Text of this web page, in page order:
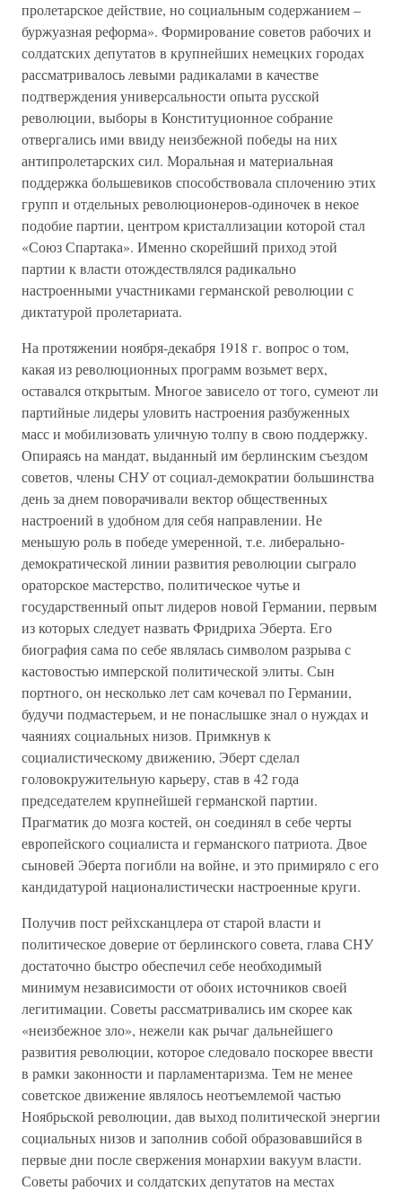
пролетарское действие, но социальным содержанием –
буржуазная реформа». Формирование советов рабочих и
солдатских депутатов в крупнейших немецких городах
рассматривалось левыми радикалами в качестве
подтверждения универсальности опыта русской
революции, выборы в Конституционное собрание
отвергались ими ввиду неизбежной победы на них
антипролетарских сил. Моральная и материальная
поддержка большевиков способствовала сплочению этих
групп и отдельных революционеров-одиночек в некое
подобие партии, центром кристаллизации которой стал
«Союз Спартака». Именно скорейший приход этой
партии к власти отождествлялся радикально
настроенными участниками германской революции с
диктатурой пролетариата.
На протяжении ноября-декабря 1918 г. вопрос о том,
какая из революционных программ возьмет верх,
оставался открытым. Многое зависело от того, сумеют ли
партийные лидеры уловить настроения разбуженных
масс и мобилизовать уличную толпу в свою поддержку.
Опираясь на мандат, выданный им берлинским съездом
советов, члены СНУ от социал-демократии большинства
день за днем поворачивали вектор общественных
настроений в удобном для себя направлении. Не
меньшую роль в победе умеренной, т.е. либерально-
демократической линии развития революции сыграло
ораторское мастерство, политическое чутье и
государственный опыт лидеров новой Германии, первым
из которых следует назвать Фридриха Эберта. Его
биография сама по себе являлась символом разрыва с
кастовостью имперской политической элиты. Сын
портного, он несколько лет сам кочевал по Германии,
будучи подмастерьем, и не понаслышке знал о нуждах и
чаяниях социальных низов. Примкнув к
социалистическому движению, Эберт сделал
головокружительную карьеру, став в 42 года
председателем крупнейшей германской партии.
Прагматик до мозга костей, он соединял в себе черты
европейского социалиста и германского патриота. Двое
сыновей Эберта погибли на войне, и это примиряло с его
кандидатурой националистически настроенные круги.
Получив пост рейхсканцлера от старой власти и
политическое доверие от берлинского совета, глава СНУ
достаточно быстро обеспечил себе необходимый
минимум независимости от обоих источников своей
легитимации. Советы рассматривались им скорее как
«неизбежное зло», нежели как рычаг дальнейшего
развития революции, которое следовало поскорее ввести
в рамки законности и парламентаризма. Тем не менее
советское движение являлось неотъемлемой частью
Ноябрьской революции, дав выход политической энергии
социальных низов и заполнив собой образовавшийся в
первые дни после свержения монархии вакуум власти.
Советы рабочих и солдатских депутатов на местах